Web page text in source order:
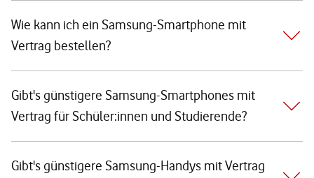
Wie kann ich ein Samsung-Smartphone mit
Vertrag bestellen?
Gibt's günstigere Samsung-Smartphones mit
Vertrag für Schüler:innen und Studierende?
Gibt's günstigere Samsung-Handys mit Vertrag